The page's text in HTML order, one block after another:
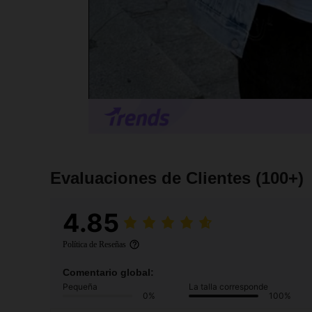
Evaluaciones de Clientes (100+)
4.85
Política de Reseñas
Comentario global:
Pequeña
0%
La talla corresponde
100%